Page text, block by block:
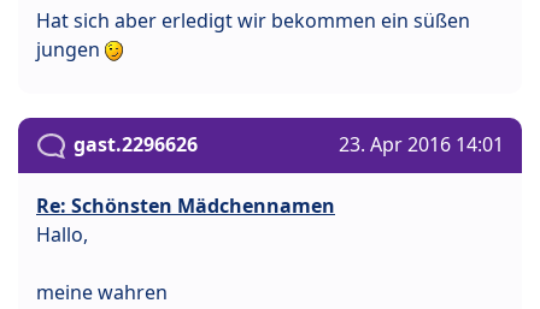
Hat sich aber erledigt wir bekommen ein süßen
jungen
gast.2296626 23. Apr 2016 14:01
Re: Schönsten Mädchennamen
Hallo,
meine wahren